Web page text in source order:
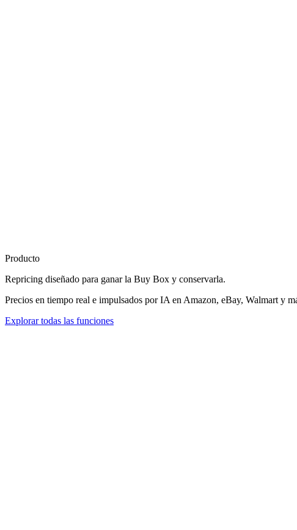
Producto
Repricing diseñado para ganar la Buy Box y conservarla.
Precios en tiempo real e impulsados por IA en Amazon, eBay, Walmart y
Explorar todas las funciones